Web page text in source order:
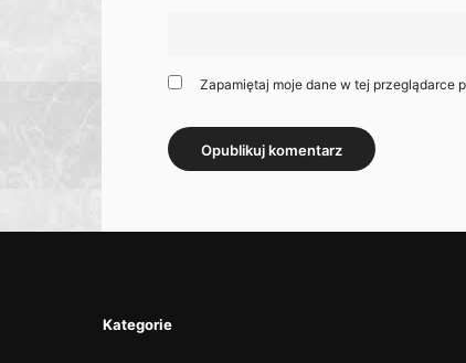
Zapamiętaj moje dane w tej przeglądarce
Kategorie